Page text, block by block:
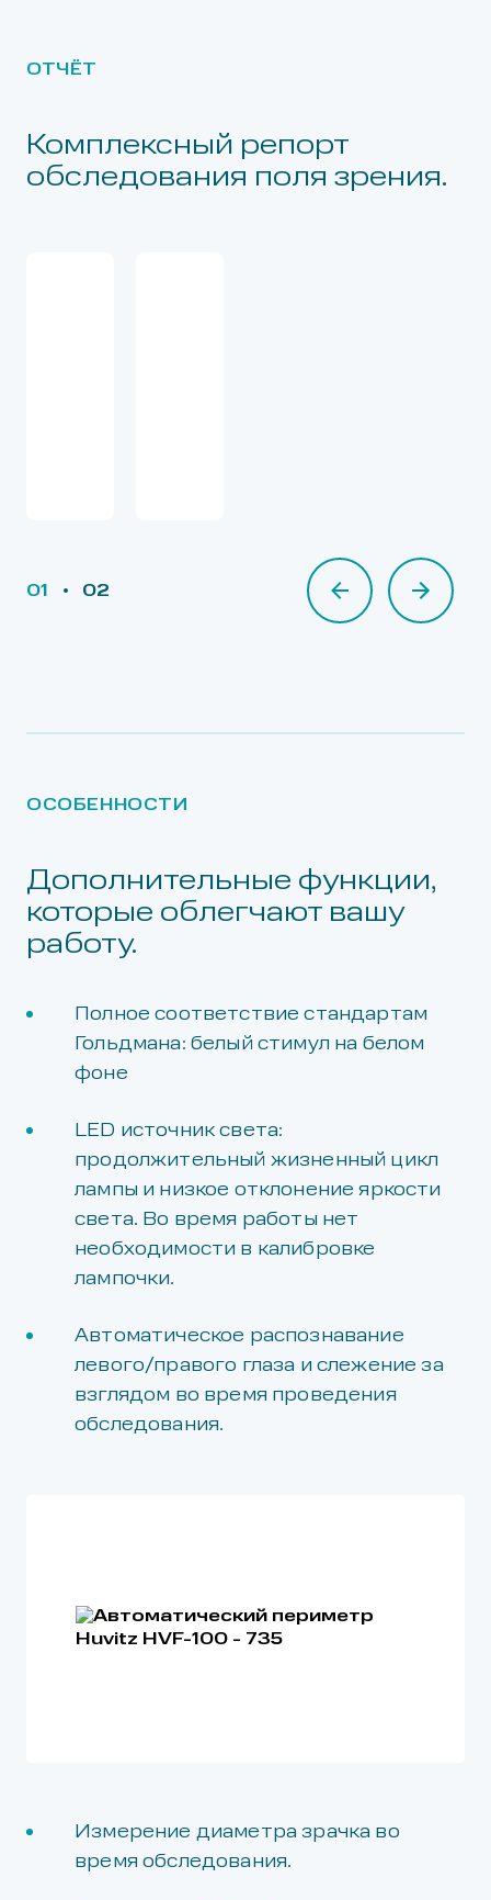
ОТЧЁТ
Комплексный репорт
обследования поля зрения.
01 02
ОСОБЕННОСТИ
Дополнительные функции,
которые облегчают вашу
работу.
Полное соответствие стандартам
Гольдмана: белый стимул на белом
фоне
LED источник света:
продолжительный жизненный цикл
лампы и низкое отклонение яркости
света. Во время работы нет
необходимости в калибровке
лампочки.
Автоматическое распознавание
левого/правого глаза и слежение за
взглядом во время проведения
обследования.
Измерение диаметра зрачка во
время обследования.